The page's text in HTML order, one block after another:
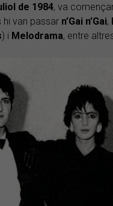
de 1984, va
hi van passar n’Gai n’Gai,
) i Melodrama, entre